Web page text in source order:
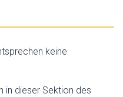
keine
in dieser Sektion des